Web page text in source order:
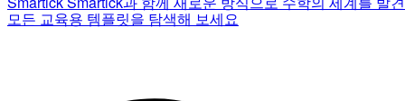
모든 교육용 템플릿을 탐색해 보세요